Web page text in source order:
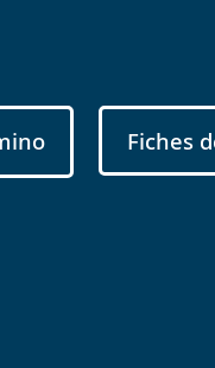
Fiches